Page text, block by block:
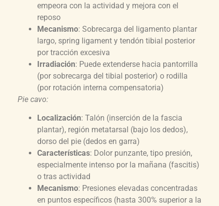
empeora con la actividad y mejora con el
reposo
Mecanismo: Sobrecarga del ligamento plantar
largo, spring ligament y tendón tibial posterior
por tracción excesiva
Irradiación: Puede extenderse hacia pantorrilla
(por sobrecarga del tibial posterior) o rodilla
(por rotación interna compensatoria)
Pie cavo:
Localización: Talón (inserción de la fascia
plantar), región metatarsal (bajo los dedos),
dorso del pie (dedos en garra)
Características: Dolor punzante, tipo presión,
especialmente intenso por la mañana (fascitis)
o tras actividad
Mecanismo: Presiones elevadas concentradas
en puntos específicos (hasta 300% superior a la